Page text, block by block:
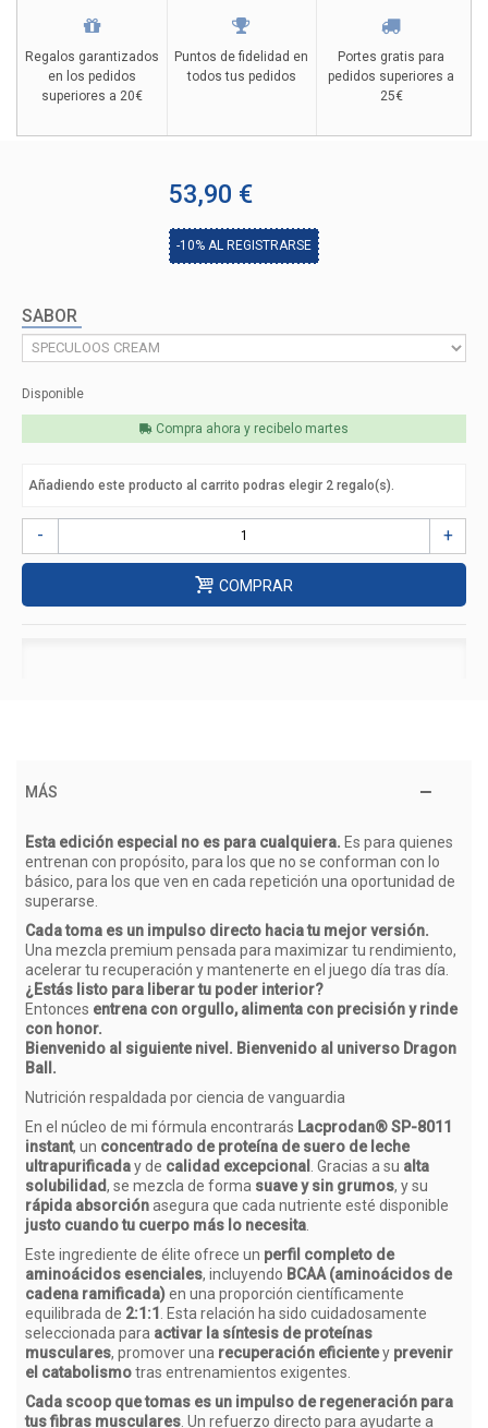
Regalos garantizados
en los pedidos
superiores a 20€
Puntos de fidelidad en
todos tus pedidos
Portes gratis para
pedidos superiores a
25€
53,90 €
-10% AL REGISTRARSE
SABOR
Disponible
Compra ahora y recibelo martes
Añadiendo este producto al carrito podras elegir 2 regalo(s).
- +
COMPRAR
MÁS
Esta edición especial no es para cualquiera. Es para quienes
entrenan con propósito, para los que no se conforman con lo
básico, para los que ven en cada repetición una oportunidad de
superarse.
Cada toma es un impulso directo hacia tu mejor versión.
Una mezcla premium pensada para maximizar tu rendimiento,
acelerar tu recuperación y mantenerte en el juego día tras día.
¿Estás listo para liberar tu poder interior?
Entonces entrena con orgullo, alimenta con precisión y rinde
con honor.
Bienvenido al siguiente nivel. Bienvenido al universo Dragon
Ball.
Nutrición respaldada por ciencia de vanguardia
En el núcleo de mi fórmula encontrarás Lacprodan® SP-8011
instant, un concentrado de proteína de suero de leche
ultrapurificaday de calidad excepcional . Gracias a su alta
solubilidad, se mezcla de forma suave y sin grumos, y su
rápida absorciónasegura que cada nutriente esté disponible
justo cuando tu cuerpo más lo necesita
Este ingrediente de élite ofrece un perfil completo de
aminoácidos esenciales, incluyendo BCAA (aminoácidos de
cadena ramificada)en una proporción científicamente
equilibrada de 2:1:1
. Esta relación ha sido cuidadosamente
seleccionada para activar la síntesis de proteínas
musculares, promover una recuperación eficientey prevenir
el catabolismotras entrenamientos exigentes.
Cada scoop que tomas es un impulso de regeneración para
tus fibras musculares . Un refuerzo directo para ayudarte a